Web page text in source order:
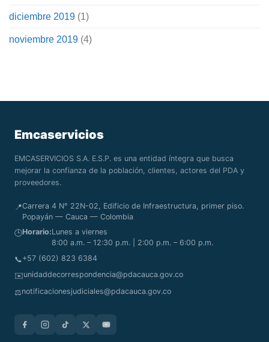
diciembre 2019 (1)
noviembre 2019 (4)
Emcaservicios
EMCASERVICIOS S.A. E.S.P. es una entidad íntegra que busca
mejorar la confianza de la población, clientes, actores del PDA y
proveedores.
📍Carrera 4 N° 22N-02, Edificio de Infraestructura, primer piso.
Popayán — Cauca — Colombia
🕒Horario:Lunes a viernes
8:00 a.m. – 12:30 p.m. | 2:00 p.m. – 6:00 p.m.
📞+57 (602) 823 6384
✉️unidaddecorrespondencia@pdacauca.gov.co
⚖️notificacionesjudiciales@pdacauca.gov.co